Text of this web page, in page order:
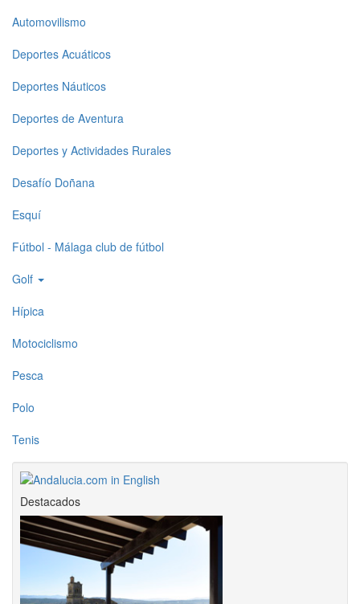
Top
level
menu
1
Automovilismo
Deportes Acuáticos
Deportes Náuticos
Deportes de Aventura
Deportes y Actividades Rurales
Desafío Doñana
Esquí
Fútbol - Málaga club de fútbol
Golf
Hípica
Motociclismo
Pesca
Polo
Tenis
Destacados